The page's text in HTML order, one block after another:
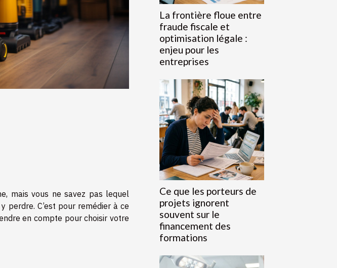
mais vous ne savez pas lequel
C’est pour remédier à ce
en compte pour choisir votre
La frontière floue entre
fraude fiscale et
optimisation légale :
enjeu pour les
entreprises
Ce que les porteurs de
projets ignorent
souvent sur le
financement des
formations